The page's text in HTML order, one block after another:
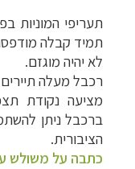
תעריפי המוניות
תמיד קבלה
לא יהיה מוגזם.
רכבל מעלה
מציעה נקודת
ברכבל ניתן
הציבורית.
כתבה על משולש